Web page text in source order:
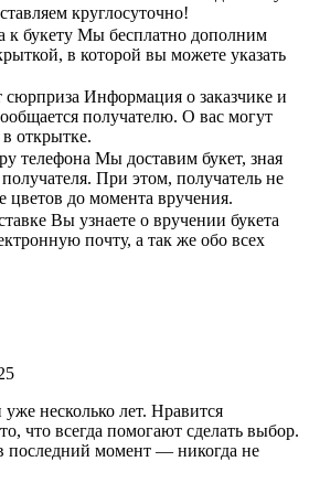
круглосуточно!
к букету Мы бесплатно дополним
в которой вы можете указать
сюрприза Информация о заказчике и
получателю. О вас могут
в открытке.
телефона Мы доставим букет, зная
При этом, получатель не
цветов до момента вручения.
Вы узнаете о вручении букета
почту, а так же обо всех
несколько лет. Нравится
что всегда помогают сделать выбор.
последний момент — никогда не